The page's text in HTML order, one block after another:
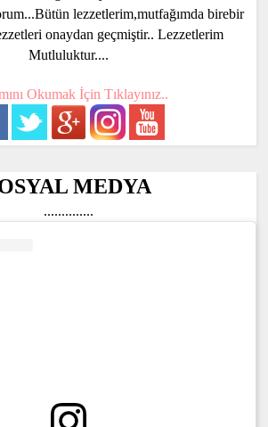
lezzetlerim,mutfağımda birebir
onaydan geçmiştir.. Lezzetlerim
Mutluluktur....
Okumak İçin Tıklayınız..
MEDYA
..............